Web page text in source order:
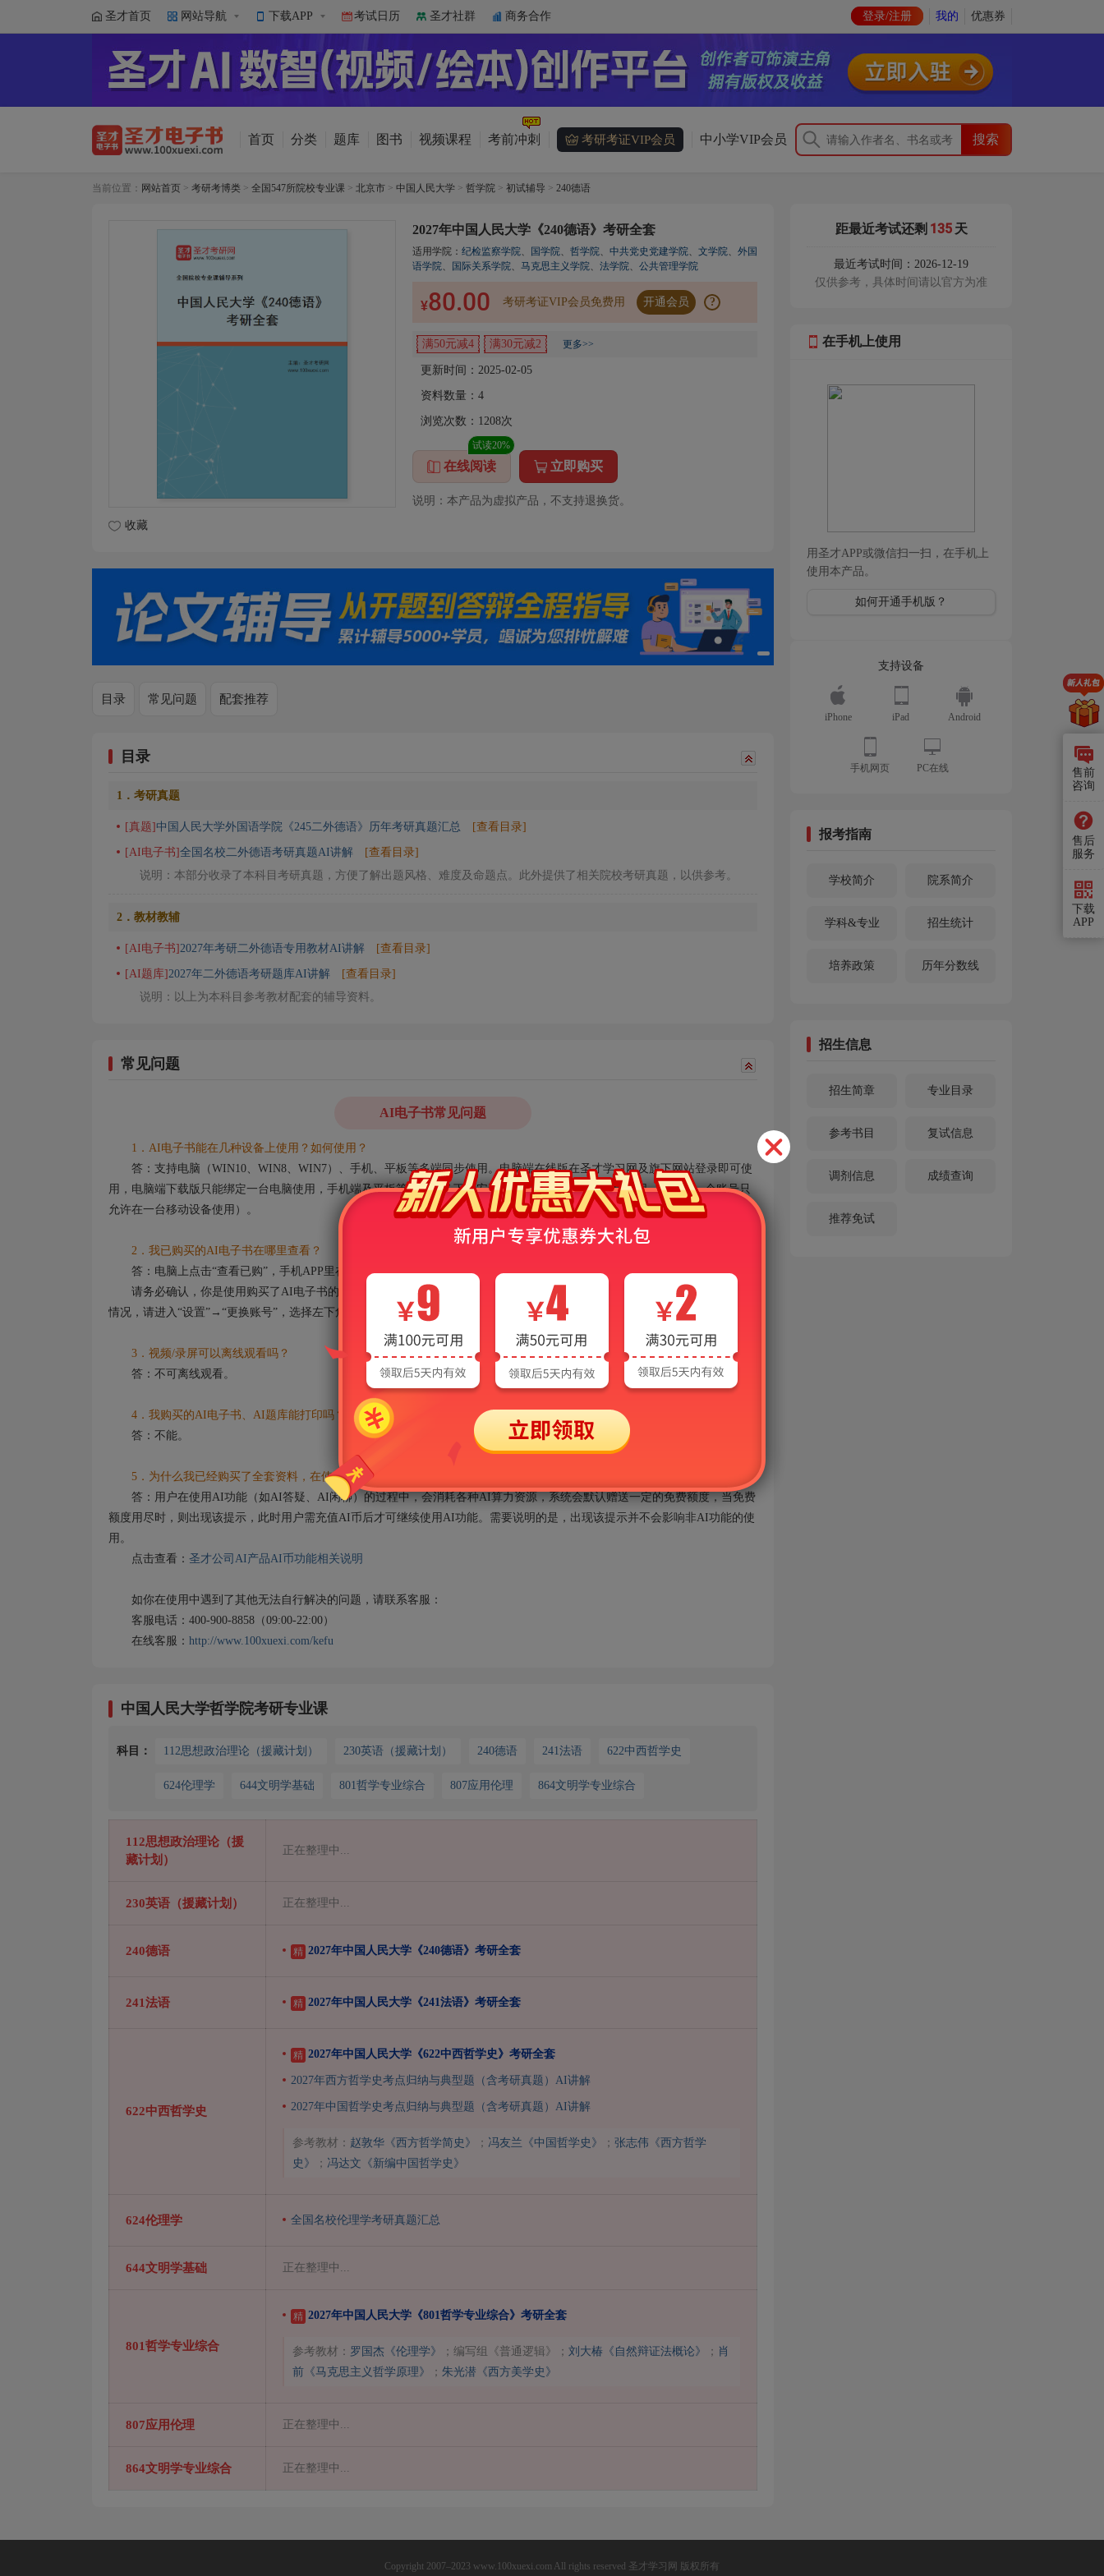
圣才首页 网站导航 下载APP 考试日历 圣才社群 商务合作 登录/注册 我的 优惠券
首页 分类 题库 图书 视频课程 考前冲刺 考研考证VIP会员 中小学VIP会员
当前位置： 网站首页 > 考研考博类 > 全国547所院校专业课 > 北京市 > 中国人民大学 > 哲学院 > 初试辅导 > 240德语
收藏
2027年中国人民大学《240德语》考研全套
适用学院： 纪检监察学院、 国学院、 哲学院、 中共党史党建学院、 文学院、 外国
语学院、 国际关系学院、 马克思主义学院、 法学院、 公共管理学院
¥80.00 考研考证VIP会员免费用 开通会员 ?
满50元减4 满30元减2 更多>>
更新时间：2025-02-05
资料数量： 4
浏览次数： 1208次
在线阅读
试读20%
立即购买
说明：本产品为虚拟产品，不支持退换货。
目录 常见问题 配套推荐
目录
1．考研真题
[真题] 中国人民大学外国语学院《245二外德语》历年考研真题汇总 [查看目录]
[AI电子书]全国名校二外德语考研真题AI讲解
[查看目录]
说明：本部分收录了本科目考研真题，方便了解出题风格、难度及命题点。此外提供了相关院校考研真题，以供参考。
2．教材教辅
[AI电子书] 2027年考研二外德语专用教材AI讲解 [查看目录]
[AI题库] 2027年二外德语考研题库AI讲解
[查看目录]
说明：以上为本科目参考教材配套的辅导资料。
常见问题
AI电子书常见问题
1．AI电子书能在几种设备上使用？如何使用？
答：支持电脑（WIN10、WIN8、WIN7）、手机、平板等多端同步使用。电脑端在线版在圣才学习网及旗下网站登录即可使
用，电脑端下载版只能绑定一台电脑使用，手机端及平板等移动设备下载安装圣才APP并登录即可使用（同一时间同一个账号只
允许在一台移动设备使用）。
2．我已购买的AI电子书在哪里查看？
答：电脑上点击“查看已购”，手机APP里在“我”→“已购买”里。
请务必确认，你是使用购买了AI电子书的账号登录查看，有的用户经常是在APP以游客身份购买，用手机号账号登录，这种
情况，请进入“设置”→“更换账号”，选择左下角的“游客”，切换到游客身份，再进入“已购买”栏目。
3．视频/录屏可以离线观看吗？
答：不可离线观看。
4．我购买的AI电子书、AI题库能打印吗？
答：不能。
5．为什么我已经购买了全套资料，在使用AI功能的时候却提示“您的额度已用完，需充值后继续使用”？
答：用户在使用AI功能（如AI答疑、AI闲聊）的过程中，会消耗各种AI算力资源，系统会默认赠送一定的免费额度，当免费
额度用尽时，则出现该提示，此时用户需充值AI币后才可继续使用AI功能。需要说明的是，出现该提示并不会影响非AI功能的使
用。
点击查看： 圣才公司AI产品AI币功能相关说明
如你在使用中遇到了其他无法自行解决的问题，请联系客服：
客服电话：400-900-8858（09:00-22:00）
在线客服： http://www.100xuexi.com/kefu
中国人民大学哲学院考研专业课
科目： 112思想政治理论（援藏计划） 230英语（援藏计划） 240德语 241法语 622中西哲学史
624伦理学 644文明学基础 801哲学专业综合 807应用伦理 864文明学专业综合
112思想政治理论（援
藏计划）
正在整理中...
230英语（援藏计划） 正在整理中...
240德语 精 2027年中国人民大学《240德语》考研全套
241法语 精 2027年中国人民大学《241法语》考研全套
622中西哲学史
精 2027年中国人民大学《622中西哲学史》考研全套
2027年西方哲学史考点归纳与典型题（含考研真题）AI讲解
2027年中国哲学史考点归纳与典型题（含考研真题）AI讲解
参考教材： 赵敦华《西方哲学简史》 ； 冯友兰《中国哲学史》 ； 张志伟《西方哲学
史》
； 冯达文《新编中国哲学史》
624伦理学 全国名校伦理学考研真题汇总
644文明学基础 正在整理中...
801哲学专业综合
精 2027年中国人民大学《801哲学专业综合》考研全套
参考教材： 罗国杰《伦理学》 ；编写组《普通逻辑》； 刘大椿《自然辩证法概论》 ； 肖
前《马克思主义哲学原理》
； 朱光潜《西方美学史》
807应用伦理 正在整理中...
864文明学专业综合 正在整理中...
距最近考试还剩 135 天
最近考试时间：2026-12-19
仅供参考，具体时间请以官方为准
在手机上使用
用圣才APP或微信扫一扫，在手机上
使用本产品。
如何开通手机版？
支持设备
iPhone iPad Android
手机网页 PC在线
报考指南
学校简介 院系简介
学科&专业 招生统计
培养政策 历年分数线
招生信息
招生简章 专业目录
参考书目 复试信息
调剂信息 成绩查询
推荐免试
Copyright 2007–2023 www.100xuexi.com All rights reserved 圣才学习网 版权所有
售前
咨询
售后
服务
下载
APP